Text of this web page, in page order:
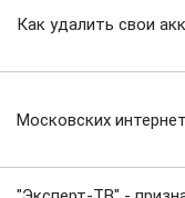
Как удалить свои
Московских